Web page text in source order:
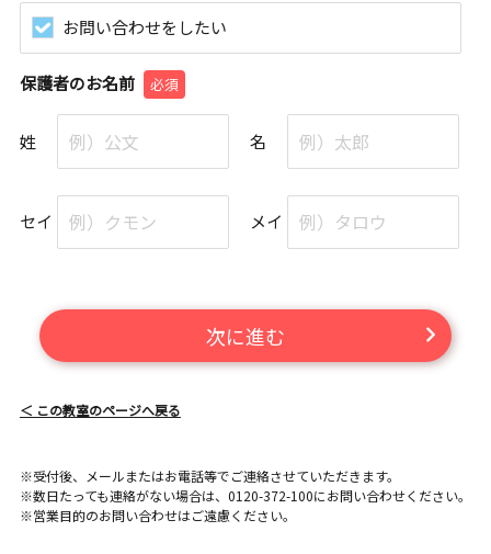
お問い合わせをしたい
保護者のお名前 必須
姓 名
セイ メイ
次に進む
＜ この教室のページへ戻る
※受付後、メールまたはお電話等でご連絡させていただきます。
※数日たっても連絡がない場合は、0120-372-100にお問い合わせください。
※営業目的のお問い合わせはご遠慮ください。